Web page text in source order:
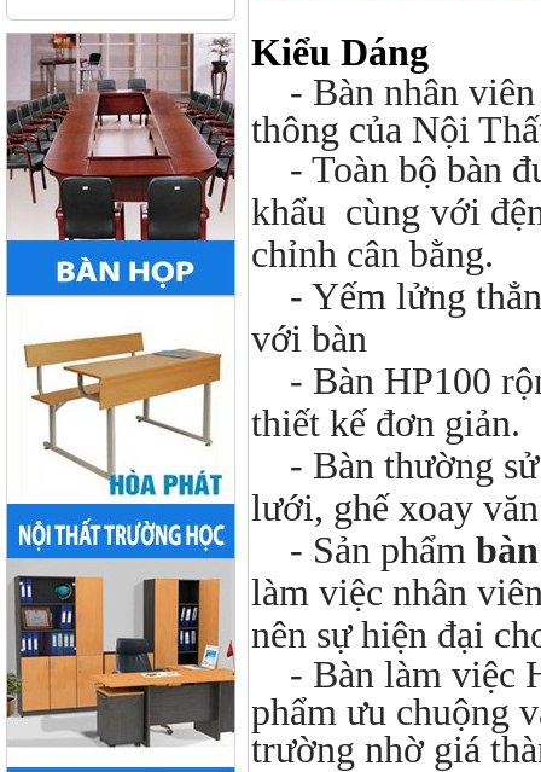
Kiểu Dáng
- Bàn nhân viên
thông của Nội
- Toàn bộ bàn
khẩu cùng với
chỉnh cân bằng.
- Yếm lửng
với bàn
- Bàn HP100
thiết kế đơn giản.
- Bàn thường
lưới, ghế xoay
- Sản phẩm
làm việc nhân
nên sự hiện đại
- Bàn làm việc
phẩm ưu chuộng
trường nhờ giá